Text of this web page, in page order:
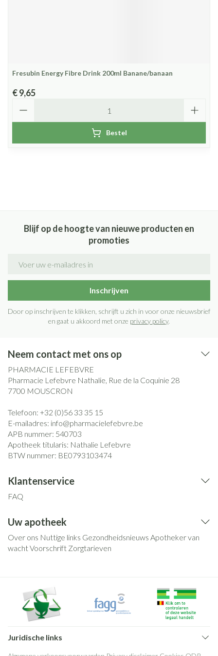
Fresubin Energy Fibre Drink 200ml Banane/banaan
€ 9,65
Bestel
Blijf op de hoogte van nieuwe producten en
promoties
Inschrijven
Door op inschrijven te klikken, schrijft u zich in voor onze nieuwsbrief
en gaat u akkoord met onze privacy policy.
Neem contact met ons op
PHARMACIE LEFEBVRE
Pharmacie Lefebvre Nathalie, Rue de la Coquinie 28
7700 MOUSCRON
Telefoon: +32 (0)56 33 35 15
E-mailadres: info@pharmacielefebvre.be
APB nummer: 540703
Apotheek titularis: Nathalie Lefebvre
BTW nummer: BE0793103474
Klantenservice
FAQ
Uw apotheek
Over ons Nuttige links Gezondheidsnieuws Apotheker van
wachtVoorschrift Zorgtarieven
Juridische links